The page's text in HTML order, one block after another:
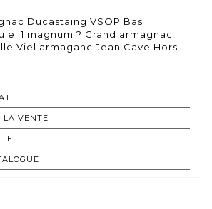
Ducastaing VSOP Bas
1 magnum ? Grand armagnac
Viel armaganc Jean Cave Hors
LA VENTE